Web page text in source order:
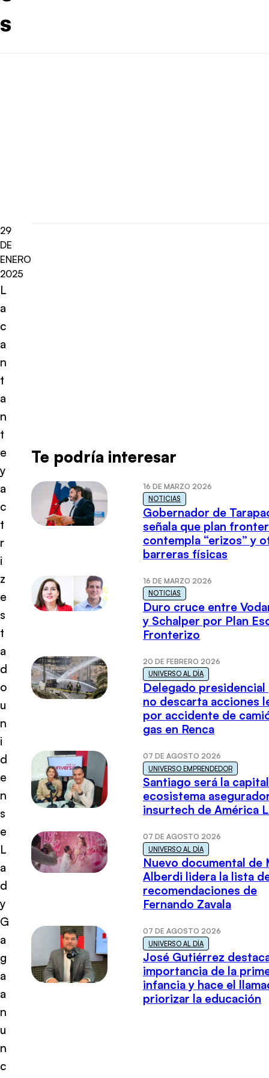
s
29
DE
ENERO
2025
L
a
c
a
n
t
a
n
t
e
y
a
c
t
r
i
z
e
s
t
a
d
o
u
n
i
d
e
n
s
e
L
a
d
y
G
a
g
a
a
n
u
n
c
Te podría interesar
16 DE MARZO 2026
NOTICIAS
Gobernador de
señala que plan
contempla “erizos” y
barreras físicas
16 DE MARZO 2026
NOTICIAS
Duro cruce entre
y Schalper por Plan
Fronterizo
20 DE FEBRERO 2026
UNIVERSO AL DÍA
Delegado presidencial
no descarta acciones
por accidente de
gas en Renca
07 DE AGOSTO 2026
UNIVERSO EMPRENDEDOR
Santiago será la
ecosistema
insurtech de América
07 DE AGOSTO 2026
UNIVERSO AL DÍA
Nuevo documental de
Alberdi lidera la lista
recomendaciones de
Fernando Zavala
07 DE AGOSTO 2026
UNIVERSO AL DÍA
José Gutiérrez
importancia de la
infancia y hace el
priorizar la educación